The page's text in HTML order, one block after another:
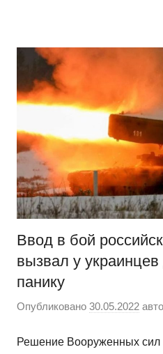
содержимому
WordPress
Ввод в бой
вызвал у
панику
Опубликовано 30.05.2022
Решение Вооруженных сил